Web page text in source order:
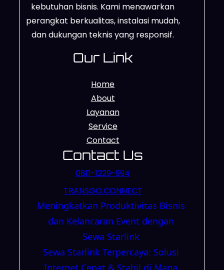
kebutuhan bisnis. Kami menawarkan
perangkat berkualitas, instalasi mudah,
dan dukungan teknis yang responsif.
Our Link
Home
About
Layanan
Service
Contact
Contact Us
0811-1229-994
TRANSGO.CONNECT
Meningkatkan Produktivitas Bisnis
dan Kelancaran Event dengan
Sewa Starlink
Sewa Starlink Terpercaya: Solusi
Internet Cepat & Stabil di Mana